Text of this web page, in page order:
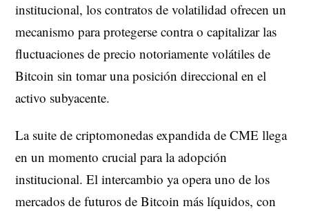
institucional, los contratos de volatilidad ofrecen un
mecanismo para protegerse contra o capitalizar las
fluctuaciones de precio notoriamente volátiles de
Bitcoin sin tomar una posición direccional en el
activo subyacente.
La suite de criptomonedas expandida de CME llega
en un momento crucial para la adopción
institucional. El intercambio ya opera uno de los
mercados de futuros de Bitcoin más líquidos, con